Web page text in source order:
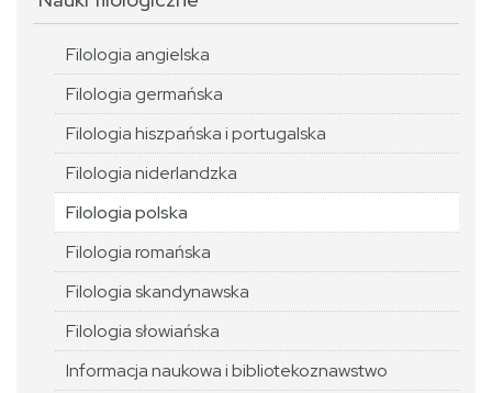
Filologia angielska
Filologia germańska
Filologia hiszpańska i portugalska
Filologia niderlandzka
Filologia polska
Filologia romańska
Filologia skandynawska
Filologia słowiańska
Informacja naukowa i bibliotekoznawstwo